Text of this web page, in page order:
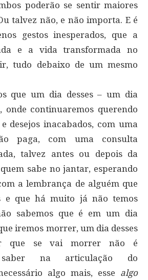
poderão se sentir maiores
talvez não, e não importa. E é
gestos inesperados, que a
e a vida transformada no
tudo debaixo de um mesmo
que um dia desses – um dia
onde continuaremos querendo
desejos inacabados, com uma
paga, com uma consulta
talvez antes ou depois da
sabe no jantar, esperando
a lembrança de alguém que
e que há muito já não temos
sabemos que é em um dia
iremos morrer, um dia desses
que se vai morrer não é
saber na articulação do
algo mais, esse algo